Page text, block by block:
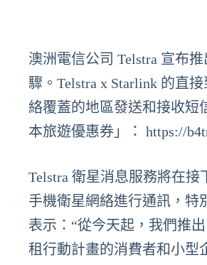
澳洲電信公司 Telstra 宣布
驟。Telstra x Starlink 的直
絡覆蓋的地區發送和接收短
本旅遊優惠券」： https://
Telstra 衛星消息服務將在
手機衛星網絡進行通訊，特
表示：“從今天起，我們推
租行動計畫的消費者和小型